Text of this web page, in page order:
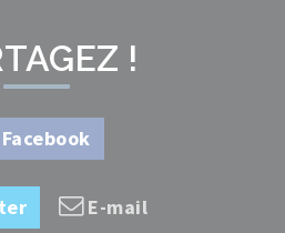
!
Facebook
E-mail